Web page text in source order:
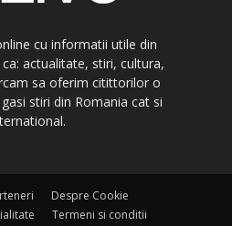
cu informatii utile din
actualitate, stiri, cultura,
sa oferim citittorilor o
stiri din Romania cat si
Despre Cookie
Termeni si conditii